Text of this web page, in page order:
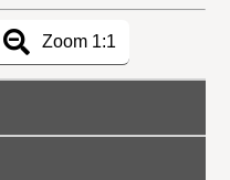
Zoom 1:1